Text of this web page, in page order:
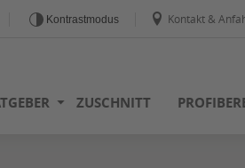
Kontrastmodus Kontakt &
ZUSCHNITT